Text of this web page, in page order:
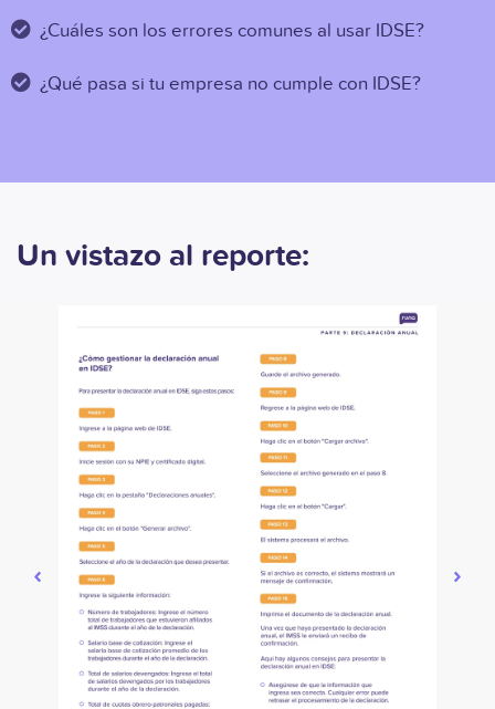
¿Cuáles son los errores comunes al usar IDSE?
¿Qué pasa si tu empresa no cumple con IDSE?
Un vistazo al reporte: